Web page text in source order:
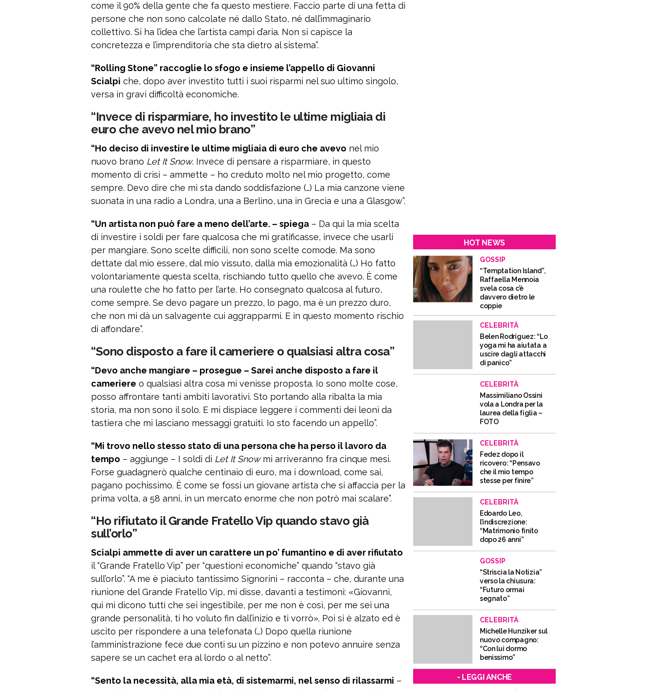
come il 90% della gente che fa questo mestiere. Faccio parte di una fetta di
persone che non sono calcolate né dallo Stato, né dall’immaginario
collettivo. Si ha l’idea che l’artista campi d’aria. Non si capisce la
concretezza e l’imprenditoria che sta dietro al sistema”.
“Rolling Stone” raccoglie lo sfogo e insieme l’appello di Giovanni
Scialpi che, dopo aver investito tutti i suoi risparmi nel suo ultimo singolo,
versa in gravi difficoltà economiche.
“Invece di risparmiare, ho investito le ultime migliaia di
euro che avevo nel mio brano”
“Ho deciso di investire le ultime migliaia di euro che avevo nel mio
nuovo brano Let It Snow. Invece di pensare a risparmiare, in questo
momento di crisi – ammette – ho creduto molto nel mio progetto, come
sempre. Devo dire che mi sta dando soddisfazione (…) La mia canzone viene
suonata in una radio a Londra, una a Berlino, una in Grecia e una a Glasgow”.
“Un artista non può fare a meno dell’arte. – spiega – Da qui la mia scelta
di investire i soldi per fare qualcosa che mi gratificasse, invece che usarli
per mangiare. Sono scelte difficili, non sono scelte comode. Ma sono
dettate dal mio essere, dal mio vissuto, dalla mia emozionalità (…) Ho fatto
volontariamente questa scelta, rischiando tutto quello che avevo. È come
una roulette che ho fatto per l’arte. Ho consegnato qualcosa al futuro,
come sempre. Se devo pagare un prezzo, lo pago, ma è un prezzo duro,
che non mi dà un salvagente cui aggrapparmi. E in questo momento rischio
di affondare”.
“Sono disposto a fare il cameriere o qualsiasi altra cosa”
“Devo anche mangiare – prosegue – Sarei anche disposto a fare il
cameriere o qualsiasi altra cosa mi venisse proposta. Io sono molte cose,
posso affrontare tanti ambiti lavorativi. Sto portando alla ribalta la mia
storia, ma non sono il solo. E mi dispiace leggere i commenti dei leoni da
tastiera che mi lasciano messaggi gratuiti. Io sto facendo un appello”.
“Mi trovo nello stesso stato di una persona che ha perso il lavoro da
tempo – aggiunge – I soldi di Let It Snowmi arriveranno fra cinque mesi.
Forse guadagnerò qualche centinaio di euro, ma i download, come sai,
pagano pochissimo. È come se fossi un giovane artista che si affaccia per la
prima volta, a 58 anni, in un mercato enorme che non potrò mai scalare”.
“Ho rifiutato il Grande Fratello Vip quando stavo già
sull’orlo”
Scialpi ammette di aver un carattere un po’ fumantino e di aver rifiutato
il “Grande Fratello Vip” per “questioni economiche” quando “stavo già
sull’orlo”. “A me è piaciuto tantissimo Signorini – racconta – che, durante una
riunione del Grande Fratello Vip, mi disse, davanti a testimoni: «Giovanni,
qui mi dicono tutti che sei ingestibile, per me non è così, per me sei una
grande personalità, ti ho voluto fin dall’inizio e ti vorrò». Poi si è alzato ed è
uscito per rispondere a una telefonata (…) Dopo quella riunione
l’amministrazione fece due conti su un pizzino e non potevo annuire senza
sapere se un cachet era al lordo o al netto”.
“Sento la necessità, alla mia età, di sistemarmi, nel senso di rilassarmi –
HOT NEWS
GOSSIP
“Temptation Island”,
Raffaella Mennoia
svela cosa c’è
davvero dietro le
coppie
CELEBRITÀ
Belen Rodriguez: “Lo
yoga mi ha aiutata a
uscire dagli attacchi
di panico”
CELEBRITÀ
Massimiliano Ossini
vola a Londra per la
laurea della figlia –
FOTO
CELEBRITÀ
Fedez dopo il
ricovero: “Pensavo
che il mio tempo
stesse per finire”
CELEBRITÀ
Edoardo Leo,
l’indiscrezione:
“Matrimonio finito
dopo 26 anni”
GOSSIP
“Striscia la Notizia”
verso la chiusura:
“Futuro ormai
segnato”
CELEBRITÀ
Michelle Hunziker sul
nuovo compagno:
“Con lui dormo
benissimo”
- LEGGI ANCHE